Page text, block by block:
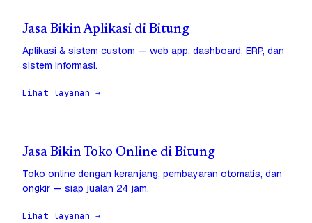
Jasa Bikin Aplikasi di Bitung
Aplikasi & sistem custom — web app, dashboard, ERP, dan
sistem informasi.
Lihat layanan →
Jasa Bikin Toko Online di Bitung
Toko online dengan keranjang, pembayaran otomatis, dan
ongkir — siap jualan 24 jam.
Lihat layanan →